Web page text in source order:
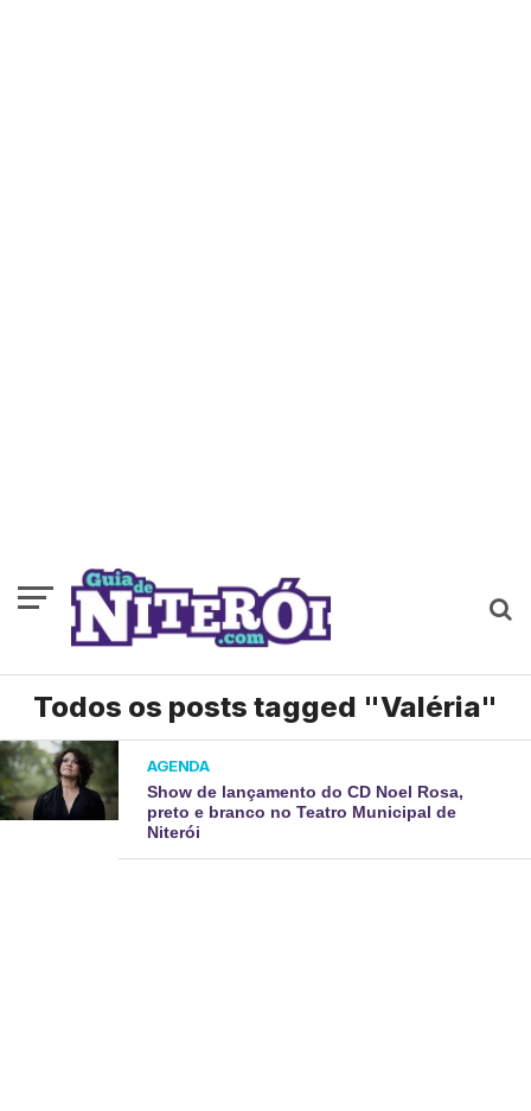
Todos os posts tagged "Valéria"
AGENDA
Show de lançamento do CD Noel Rosa,
preto e branco no Teatro Municipal de
Niterói